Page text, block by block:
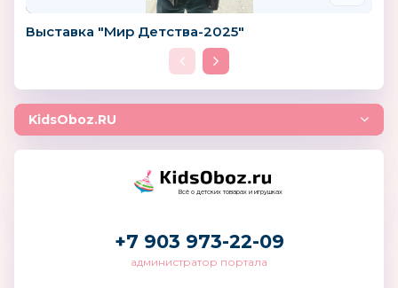
Выставка "Мир Детства-2025"
KidsOboz.RU
Всё о детских товарах и игрушках
+7 903 973-22-09
администратор портала